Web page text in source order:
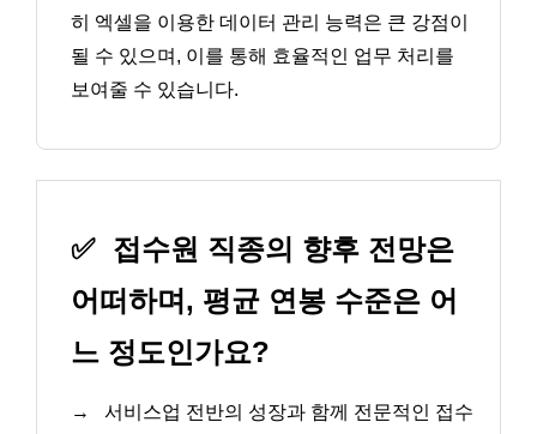
히 엑셀을 이용한 데이터 관리 능력은 큰 강점이
될 수 있으며, 이를 통해 효율적인 업무 처리를
보여줄 수 있습니다.
✅ 접수원 직종의 향후 전망은
어떠하며, 평균 연봉 수준은 어
느 정도인가요?
→
서비스업 전반의 성장과 함께 전문적인 접수